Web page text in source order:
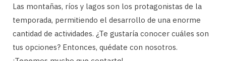
Las montañas, ríos y lagos son los protagonistas de la
temporada, permitiendo el desarrollo de una enorme
cantidad de actividades. ¿Te gustaría conocer cuáles son
tus opciones? Entonces, quédate con nosotros.